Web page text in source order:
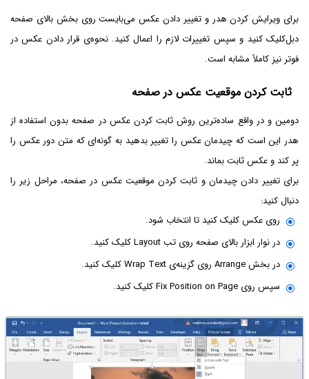
برای ویرایش کردن هدر و تغییر دادن عکس می‌بایست روی بخش بالای صفحه
دبل‌کلیک کنید و سپس تغییرات لازم را اعمال کنید. نحوه‌ی قرار دادن عکس در
فوتر نیز کاملاً مشابه است.
ثابت کردن موقعیت عکس در صفحه
دومین و در واقع ساده‌ترین روش ثابت کردن عکس در صفحه بدون استفاده از
هدر این است که چیدمان عکس را تغییر بدهید به گونه‌ای که متن دور عکس را
پر کند و عکس ثابت بماند.
برای تغییر دادن چیدمان و ثابت کردن موقعیت عکس در صفحه، مراحل زیر را
دنبال کنید:
روی عکس کلیک کنید تا انتخاب شود.
در نوار ابزار بالای صفحه روی تب Layout کلیک کنید.
در بخش Arrange روی گزینه‌ی Wrap Text کلیک کنید.
سپس روی Fix Position on Page کلیک کنید.